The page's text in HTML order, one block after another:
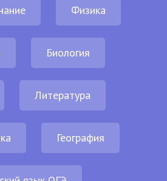
Физика
Биология
Литература
География